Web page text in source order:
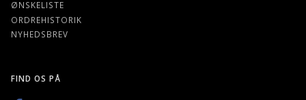
ØNSKELISTE
ORDREHISTORIK
NYHEDSBREV
FIND OS PÅ